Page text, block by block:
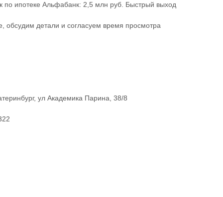
по ипотеке Альфабанк: 2,5 млн руб. Быстрый выход
обсудим детали и согласуем время просмотра
ул Академика Парина, 38/8